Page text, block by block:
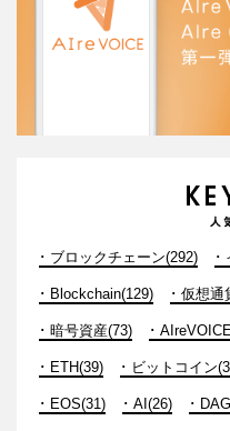
ブロックチェーン(292)
Blockchain(129) 仮想通
暗号資産(73)
ETH(39) ビットコイン
EOS(31) AI(26)